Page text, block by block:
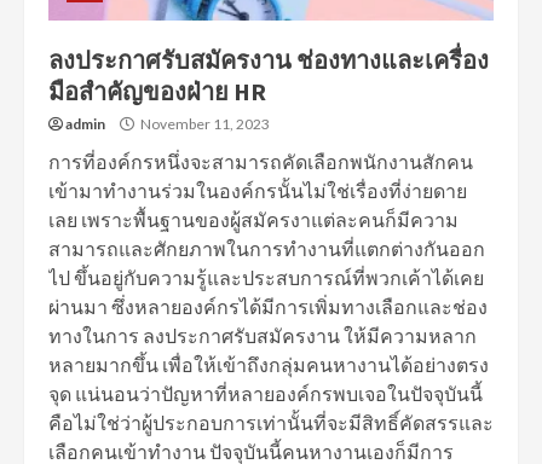
ลงประกาศรับสมัครงาน ช่องทางและเครื่อง
มือสำคัญของฝ่าย HR
admin November 11, 2023
การที่องค์กรหนึ่งจะสามารถคัดเลือกพนักงานสักคน
เข้ามาทำงานร่วมในองค์กรนั้นไม่ใช่เรื่องที่ง่ายดาย
เลย เพราะพื้นฐานของผู้สมัครงาแต่ละคนก็มีความ
สามารถและศักยภาพในการทำงานที่แตกต่างกันออก
ไป ขึ้นอยู่กับความรู้และประสบการณ์ที่พวกเค้าได้เคย
ผ่านมา ซึ่งหลายองค์กรได้มีการเพิ่มทางเลือกและช่อง
ทางในการ ลงประกาศรับสมัครงาน ให้มีความหลาก
หลายมากขึ้น เพื่อให้เข้าถึงกลุ่มคนหางานได้อย่างตรง
จุด แน่นอนว่าปัญหาที่หลายองค์กรพบเจอในปัจจุบันนี้
คือไม่ใช่ว่าผู้ประกอบการเท่านั้นที่จะมีสิทธิ์คัดสรรและ
เลือกคนเข้าทำงาน ปัจจุบันนี้คนหางานเองก็มีการ